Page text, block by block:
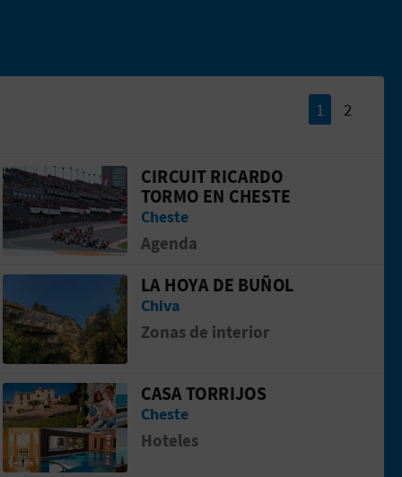
1 2
Ir a la p&aacute;gina de Circuit Ricardo
CIRCUIT RICARDO
TORMO EN CHESTE
Cheste
Agenda
de San Lucas Evangelista
Ir a la p&aacute;gina de La Hoya de
LA HOYA DE BUÑOL
Chiva
Zonas de interior
Ir a la p&aacute;gina de CASA TORRIJOS
CASA TORRIJOS
Cheste
Hoteles